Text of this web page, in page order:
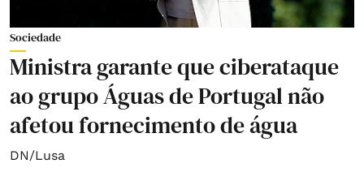
Sociedade
Ministra garante que ciberataque
ao grupo Águas de Portugal não
afetou fornecimento de água
DN/Lusa